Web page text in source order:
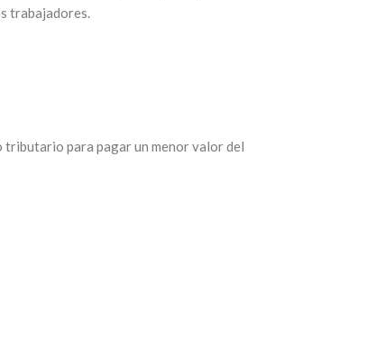
trabajadores.
tributario para pagar un menor valor del